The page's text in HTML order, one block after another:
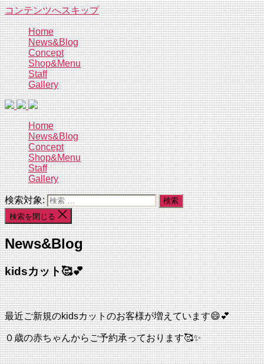
コンテンツへスキップ
Home
News&Blog
Concept
Shop&Menu
Staff
Gallery
Home
News&Blog
Concept
Shop&Menu
Staff
Gallery
検索対象:
検索を閉じる
News&Blog
kidsカット🥰💕
最近ご新規のkidsカットのお客様が増えています😄💕
０歳の赤ちゃんからご予約承っております🥰✨